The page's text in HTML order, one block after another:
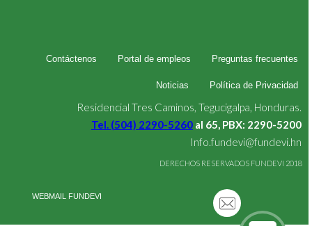
Contáctenos Portal de empleos Preguntas frecuentes
Noticias Política de Privacidad
Residencial Tres Caminos, Tegucigalpa, Honduras.
Tel. (504) 2290-5260 al 65, PBX: 2290-5200
Info.fundevi@fundevi.hn
DERECHOS RESERVADOS FUNDEVI 2018
WEBMAIL FUNDEVI